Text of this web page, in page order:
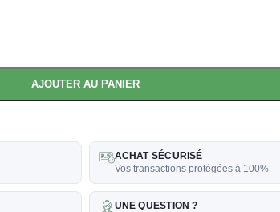
AJOUTER AU PANIER
ACHAT SÉCURISÉ
Vos transactions protégées à 100%
UNE QUESTION ?